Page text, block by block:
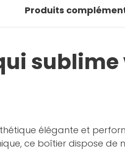
Produits
élégante et
ce boîtier dispose